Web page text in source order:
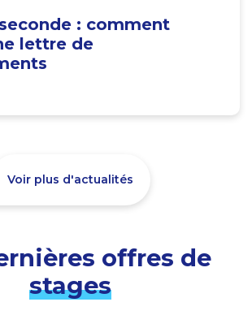
: comment
lettre de
Voir plus d'actualités
offres de
stages